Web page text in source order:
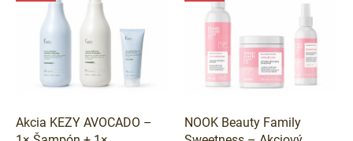
Akcia KEZY AVOCADO –
NOOK Beauty Family